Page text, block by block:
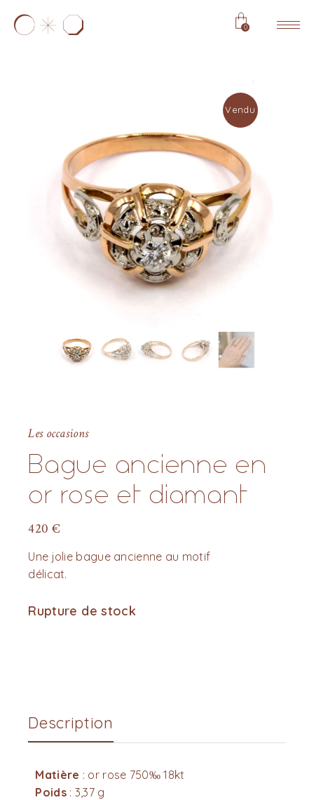
0
Vendu
Les occasions
Bague ancienne en
or rose et diamant
420 €
Une jolie bague ancienne au motif
délicat.
Rupture de stock
Description
Matière : or rose 750‰ 18kt
Poids: 3,37 g